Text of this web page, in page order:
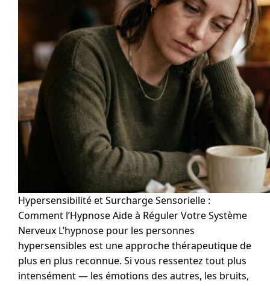
Hypersensibilité et Surcharge Sensorielle :
Comment l’Hypnose Aide à Réguler Votre Système
Nerveux L’hypnose pour les personnes
hypersensibles est une approche thérapeutique de
plus en plus reconnue. Si vous ressentez tout plus
intensément — les émotions des autres, les bruits,